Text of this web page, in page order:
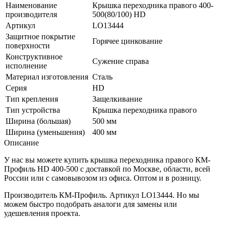
Наименование
производителя
Крышка переходника правого 400-
500(80/100) HD
Артикул
LO13444
Защитное покрытие
поверхности
Горячее цинкование
Конструктивное
исполнение
Сужение справа
Материал изготовления Сталь
Серия
HD
Тип крепления
Защелкивание
Тип устройства
Крышка переходника правого
Ширина (большая)
500 мм
Ширина (уменьшения)
400 мм
Описание
У нас вы можете купить крышка переходника правого КМ-
Профиль HD 400-500 с доставкой по Москве, области, всей
России или с самовывозом из офиса. Оптом и в розницу.
Производитель КМ-Профиль. Артикул LO13444. Но мы
можем быстро подобрать аналоги для замены или
удешевления проекта.